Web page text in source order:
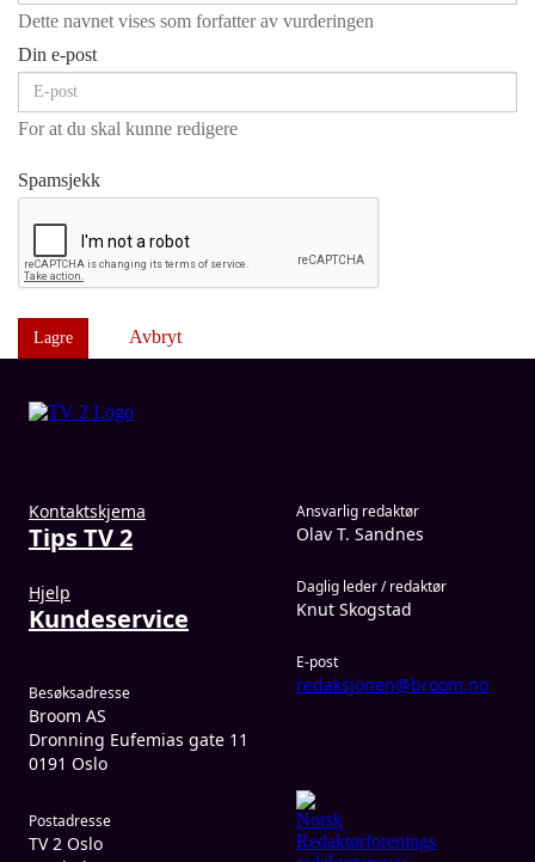
Dette navnet vises som forfatter av vurderingen
Din e-post
For at du skal kunne redigere
Spamsjekk
Lagre Avbryt
Kontaktskjema
Tips TV 2
Hjelp
Kundeservice
Ansvarlig redaktør
Olav T. Sandnes
Daglig leder / redaktør
Knut Skogstad
E-post
redaksjonen@broom.no
Besøksadresse
Broom AS
Dronning Eufemias gate 11
0191 Oslo
Postadresse
TV 2 Oslo